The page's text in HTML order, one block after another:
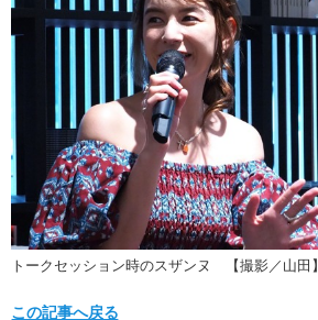
トークセッション時のスザンヌ 【撮影／山田】
この記事へ戻る